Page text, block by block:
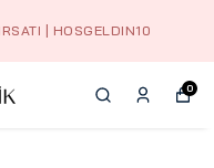
| HOSGELDIN10
0